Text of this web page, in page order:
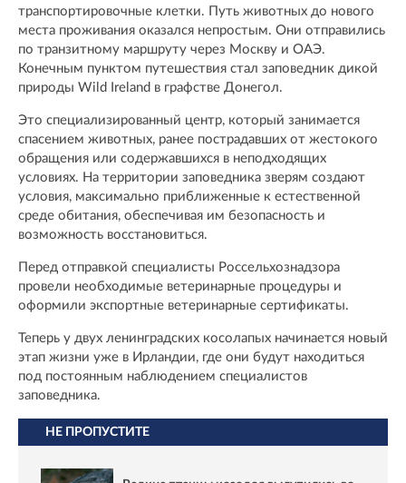
транспортировочные клетки. Путь животных до нового
места проживания оказался непростым. Они отправились
по транзитному маршруту через Москву и ОАЭ.
Конечным пунктом путешествия стал заповедник дикой
природы Wild Ireland в графстве Донегол.
Это специализированный центр, который занимается
спасением животных, ранее пострадавших от жестокого
обращения или содержавшихся в неподходящих
условиях. На территории заповедника зверям создают
условия, максимально приближенные к естественной
среде обитания, обеспечивая им безопасность и
возможность восстановиться.
Перед отправкой специалисты Россельхознадзора
провели необходимые ветеринарные процедуры и
оформили экспортные ветеринарные сертификаты.
Теперь у двух ленинградских косолапых начинается новый
этап жизни уже в Ирландии, где они будут находиться
под постоянным наблюдением специалистов
заповедника.
НЕ ПРОПУСТИТЕ